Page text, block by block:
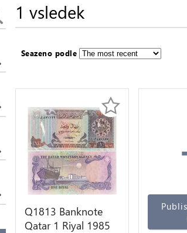
1 vsledek
Seazeno podle
Q1813 Banknote
Qatar 1 Riyal 1985